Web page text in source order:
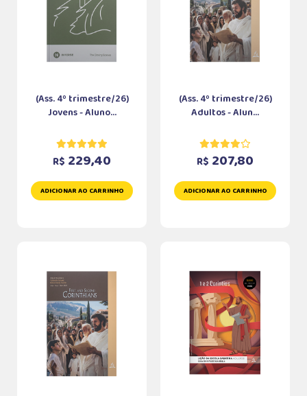
(Ass. 4º trimestre/26)
Jovens - Aluno...
R$ 229,40
ADICIONAR AO CARRINHO
(Ass. 4º trimestre/26)
Adultos - Alun...
R$ 207,80
ADICIONAR AO CARRINHO